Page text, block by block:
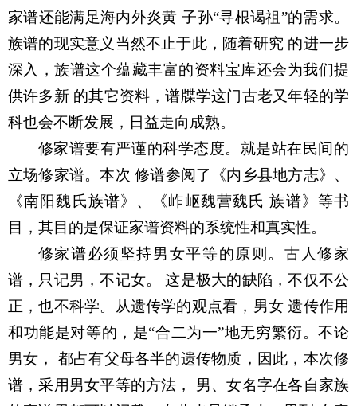
家谱还能满足海内外炎黄 子孙“寻根谒祖”的需求。
族谱的现实意义当然不止于此，随着研究 的进一步
深入，族谱这个蕴藏丰富的资料宝库还会为我们提
供许多新 的其它资料，谱牒学这门古老又年轻的学
科也会不断发展，日益走向成熟。
修家谱要有严谨的科学态度。就是站在民间的
立场修家谱。本次 修谱参阅了《内乡县地方志》、
《南阳魏氏族谱》、《岞岖魏营魏氏 族谱》等书
目，其目的是保证家谱资料的系统性和真实性。
修家谱必须坚持男女平等的原则。古人修家
谱，只记男，不记女。 这是极大的缺陷，不仅不公
正，也不科学。从遗传学的观点看，男女 遗传作用
和功能是对等的，是“合二为一”地无穷繁衍。不论
男女， 都占有父母各半的遗传物质，因此，本次修
谱，采用男女平等的方法， 男、女名字在各自家族